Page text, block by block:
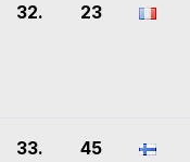
32. 23
33. 45